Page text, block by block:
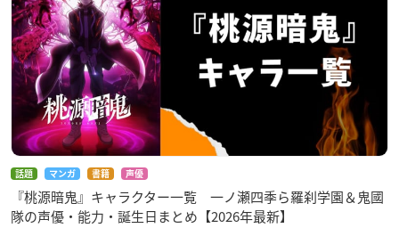
話題 マンガ 書籍 声優
『桃源暗鬼』キャラクター一覧 一ノ瀬四季ら羅刹学園＆鬼國
隊の声優・能力・誕生日まとめ【2026年最新】